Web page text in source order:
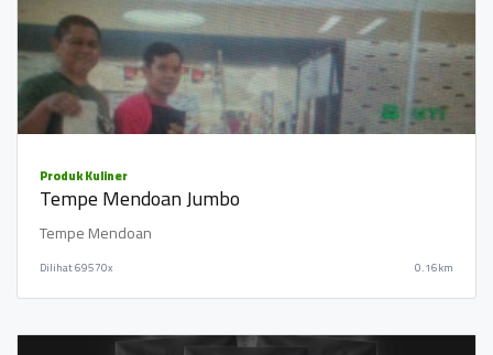
Produk Kuliner
Tempe Mendoan Jumbo
Tempe Mendoan
Dilihat69570x 0.16km